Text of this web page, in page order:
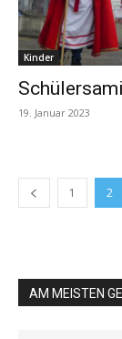
Kinder
19. Januar 2023
1 2
AM MEISTEN